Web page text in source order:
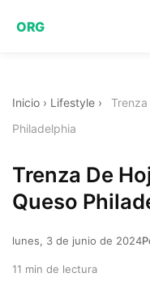
ORG
Inicio › Lifestyle ›
Trenza
Philadelphia
Trenza De
Queso
lunes, 3 de junio de 2024
11 min de lectura